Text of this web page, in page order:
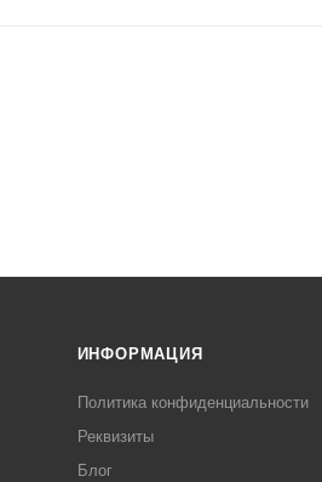
ИНФОРМАЦИЯ
Политика конфиденциальности
Реквизиты
Блог